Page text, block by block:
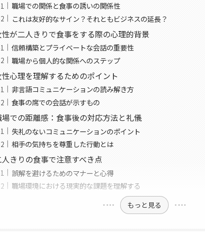
職場での関係と食事の誘いの関係性
これは友好的なサイン？それともビジネスの延長？
性が二人きりで食事をする際の心理的背景
信頼構築とプライベートな会話の重要性
職場から個人的な関係へのステップ
性心理を理解するためのポイント
非言語コミュニケーションの読み解き方
食事の席での会話が示すもの
場での距離感：食事後の対応方法と礼儀
失礼のないコミュニケーションのポイント
相手の気持ちを尊重した行動とは
人きりの食事で注意すべき点
誤解を避けるためのマナーと心得
職場環境における現実的な課題を理解する
もっと見る